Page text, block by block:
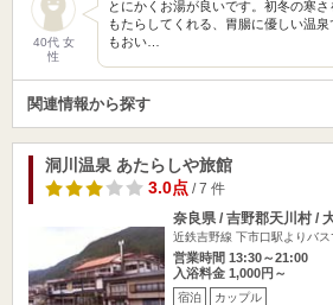
40代 女
性
とにかくお湯が良いです。初冬の寒
もたらしてくれる、胃腸に優しい温
もおい…
関連情報から探す
洞川温泉 あたらしや旅館
3.0点/ 7 件
奈良県 / 吉野郡天川村 /
近鉄吉野線 下市口駅よりバ
営業時間 13:30～21:00
入浴料金 1,000円～
宿泊 カップル